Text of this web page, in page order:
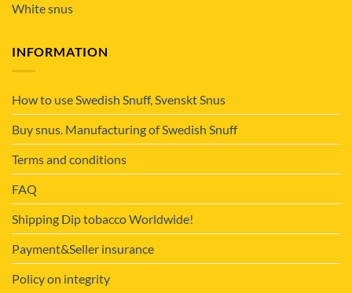
White snus
INFORMATION
How to use Swedish Snuff, Svenskt Snus
Buy snus. Manufacturing of Swedish Snuff
Terms and conditions
FAQ
Shipping Dip tobacco Worldwide!
Payment&Seller insurance
Policy on integrity